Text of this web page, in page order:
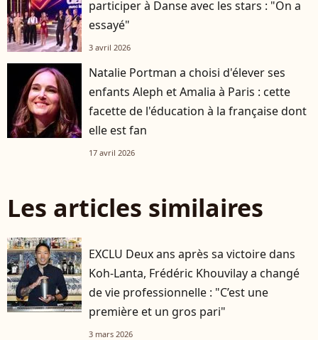
participer à Danse avec les stars : "On a
essayé"
3 avril 2026
Natalie Portman a choisi d'élever ses
enfants Aleph et Amalia à Paris : cette
facette de l'éducation à la française dont
elle est fan
17 avril 2026
Les articles similaires
EXCLU Deux ans après sa victoire dans
Koh-Lanta, Frédéric Khouvilay a changé
de vie professionnelle : "C’est une
première et un gros pari"
3 mars 2026